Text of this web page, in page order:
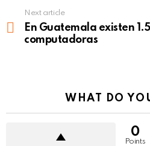
Next article
En Guatemala existen
computadoras
WHAT DO
0
Points